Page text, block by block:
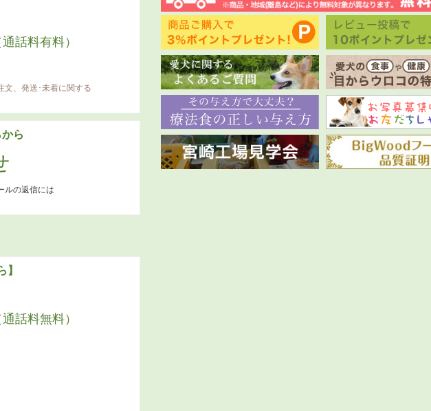
話料有料）
、発送･未着に関する
ら
ルの返信には
】
話料無料）